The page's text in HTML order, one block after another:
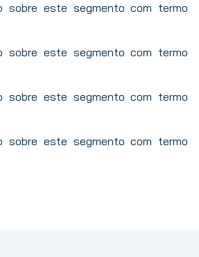
sobre este segmento com termo
sobre este segmento com termo
sobre este segmento com termo
sobre este segmento com termo